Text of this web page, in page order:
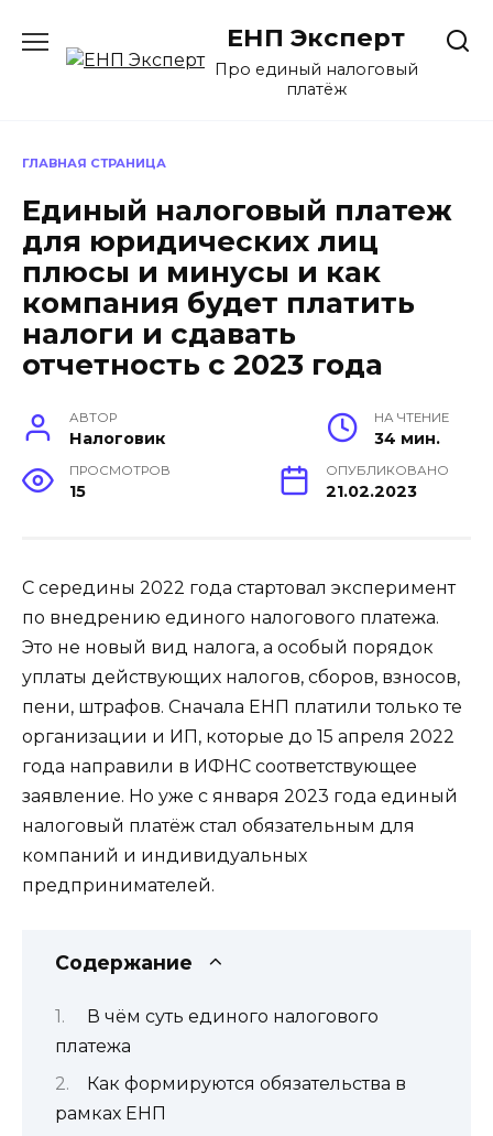
содержанию
ЕНП Эксперт
Про единый налоговый
платёж
ГЛАВНАЯ СТРАНИЦА
Единый налоговый платеж
для юридических лиц
плюсы и минусы и как
компания будет платить
налоги и сдавать
отчетность с 2023 года
АВТОР
Налоговик
НА ЧТЕНИЕ
34 мин.
ПРОСМОТРОВ
15
ОПУБЛИКОВАНО
21.02.2023
С середины 2022 года стартовал эксперимент
по внедрению единого налогового платежа.
Это не новый вид налога, а особый порядок
уплаты действующих налогов, сборов, взносов,
пени, штрафов. Сначала ЕНП платили только те
организации и ИП, которые до 15 апреля 2022
года направили в ИФНС соответствующее
заявление. Но уже с января 2023 года единый
налоговый платёж стал обязательным для
компаний и индивидуальных
предпринимателей.
Содержание
В чём суть единого налогового
платежа
Как формируются обязательства в
рамках ЕНП